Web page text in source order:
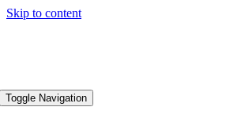
Skip to content
Toggle Navigation